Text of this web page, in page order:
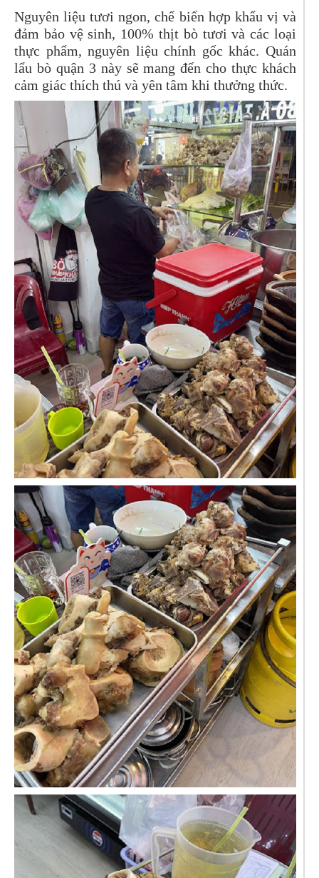
Nguyên liệu tươi ngon, chế biến hợp khẩu vị và
đảm bảo vệ sinh, 100% thịt bò tươi và các loại
thực phẩm, nguyên liệu chính gốc khác. Quán
lẩu bò quận 3 này sẽ mang đến cho thực khách
cảm giác thích thú và yên tâm khi thưởng thức.